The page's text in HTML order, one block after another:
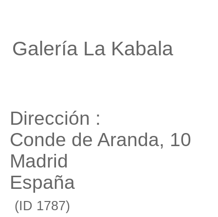
Galería La Kabala
Dirección :
Conde de Aranda, 10
Madrid
España
(ID 1787)